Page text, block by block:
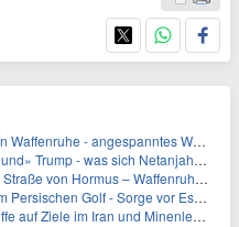
- angespanntes Warten im Iran
Trump - was sich Netanjahu erhofft
von Hormus – Waffenruhe wankt
Golf - Sorge vor Eskalation
Ziele im Iran und Minenleger-Boote